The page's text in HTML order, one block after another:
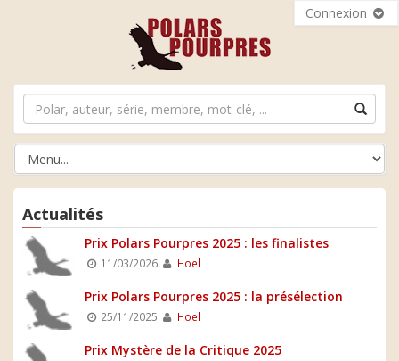
Connexion
Actualités
Prix Polars Pourpres 2025 : les finalistes
11/03/2026 Hoel
Prix Polars Pourpres 2025 : la présélection
25/11/2025 Hoel
Prix Mystère de la Critique 2025